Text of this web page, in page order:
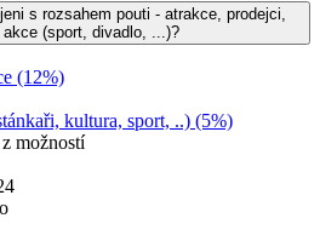
s rozsahem pouti - atrakce, prodejci,
akce (sport, divadlo, ...)?
(12%)
kultura, sport, ..) (5%)
možností